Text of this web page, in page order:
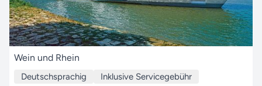
Wein und Rhein
Deutschsprachig Inklusive Servicegebühr